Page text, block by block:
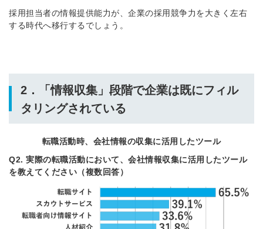
採用担当者の情報提供能力が、企業の採用競争力を大きく左右
する時代へ移行するでしょう。
2．「情報収集」段階で企業は既にフィル
タリングされている
転職活動時、会社情報の収集に活用したツール
Q2. 実際の転職活動において、会社情報収集に活用したツール
を教えてください（複数回答）
採用課題の解決、新しい採用の
ートが届く
採用に役立つ記事・資料が届く